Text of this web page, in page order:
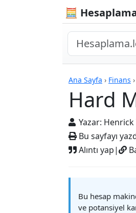
🧮
Ana Sayfa › Finans ›
Hard
Yazar: Henrick
Bu sayfayı
Alıntı yap|
Hesap
Bu hesap
ve potansiyel